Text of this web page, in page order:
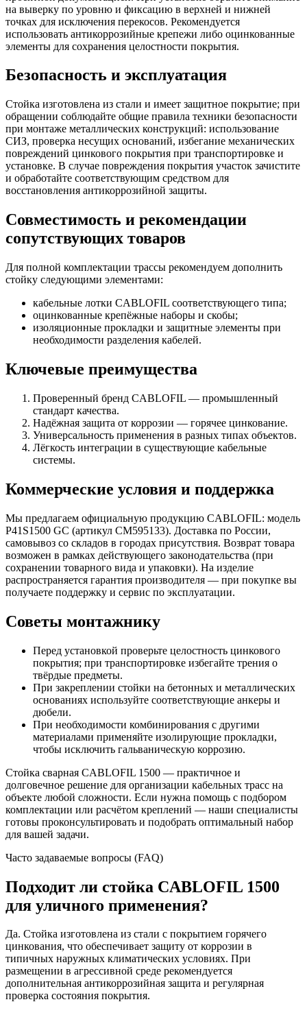
на выверку по уровню и фиксацию в верхней и нижней
точках для исключения перекосов. Рекомендуется
использовать антикоррозийные крепежи либо оцинкованные
элементы для сохранения целостности покрытия.
Безопасность и эксплуатация
Стойка изготовлена из стали и имеет защитное покрытие; при
обращении соблюдайте общие правила техники безопасности
при монтаже металлических конструкций: использование
СИЗ, проверка несущих оснований, избегание механических
повреждений цинкового покрытия при транспортировке и
установке. В случае повреждения покрытия участок зачистите
и обработайте соответствующим средством для
восстановления антикоррозийной защиты.
Совместимость и рекомендации
сопутствующих товаров
Для полной комплектации трассы рекомендуем дополнить
стойку следующими элементами:
кабельные лотки CABLOFIL соответствующего типа;
оцинкованные крепёжные наборы и скобы;
изоляционные прокладки и защитные элементы при
необходимости разделения кабелей.
Ключевые преимущества
Проверенный бренд CABLOFIL — промышленный
стандарт качества.
Надёжная защита от коррозии — горячее цинкование.
Универсальность применения в разных типах объектов.
Лёгкость интеграции в существующие кабельные
системы.
Коммерческие условия и поддержка
Мы предлагаем официальную продукцию CABLOFIL: модель
P41S1500 GC (артикул CM595133). Доставка по России,
самовывоз со складов в городах присутствия. Возврат товара
возможен в рамках действующего законодательства (при
сохранении товарного вида и упаковки). На изделие
распространяется гарантия производителя — при покупке вы
получаете поддержку и сервис по эксплуатации.
Советы монтажнику
Перед установкой проверьте целостность цинкового
покрытия; при транспортировке избегайте трения о
твёрдые предметы.
При закреплении стойки на бетонных и металлических
основаниях используйте соответствующие анкеры и
дюбели.
При необходимости комбинирования с другими
материалами применяйте изолирующие прокладки,
чтобы исключить гальваническую коррозию.
Стойка сварная CABLOFIL 1500 — практичное и
долговечное решение для организации кабельных трасс на
объекте любой сложности. Если нужна помощь с подбором
комплектации или расчётом креплений — наши специалисты
готовы проконсультировать и подобрать оптимальный набор
для вашей задачи.
Часто задаваемые вопросы (FAQ)
Подходит ли стойка CABLOFIL 1500
для уличного применения?
Да. Стойка изготовлена из стали с покрытием горячего
цинкования, что обеспечивает защиту от коррозии в
типичных наружных климатических условиях. При
размещении в агрессивной среде рекомендуется
дополнительная антикоррозийная защита и регулярная
проверка состояния покрытия.